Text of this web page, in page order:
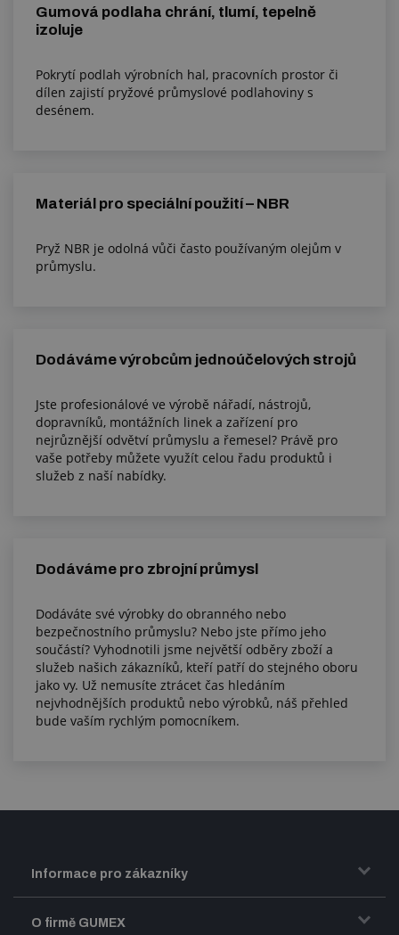
Gumová podlaha chrání, tlumí, tepelně
izoluje
Pokrytí podlah výrobních hal, pracovních prostor či
dílen zajistí pryžové průmyslové podlahoviny s
desénem.
Materiál pro speciální použití – NBR
Pryž NBR je odolná vůči často používaným olejům v
průmyslu.
Dodáváme výrobcům jednoúčelových strojů
Jste profesionálové ve výrobě nářadí, nástrojů,
dopravníků, montážních linek a zařízení pro
nejrůznější odvětví průmyslu a řemesel? Právě pro
vaše potřeby můžete využít celou řadu produktů i
služeb z naší nabídky.
Dodáváme pro zbrojní průmysl
Dodáváte své výrobky do obranného nebo
bezpečnostního průmyslu? Nebo jste přímo jeho
součástí? Vyhodnotili jsme největší odběry zboží a
služeb našich zákazníků, kteří patří do stejného oboru
jako vy. Už nemusíte ztrácet čas hledáním
nejvhodnějších produktů nebo výrobků, náš přehled
bude vaším rychlým pomocníkem.
Informace pro zákazníky
Doprava a zasílání zboží
O firmě GUMEX